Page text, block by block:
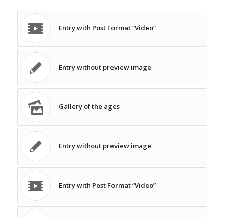
Entry with Post Format “Video”
Entry without preview image
Gallery of the ages
Entry without preview image
Entry with Post Format “Video”